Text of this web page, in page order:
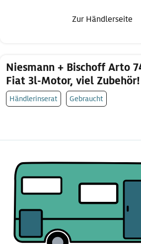
Zur Händlerseite
Niesmann + Bischoff Arto
Fiat 3l-Motor, viel Zubehör!
Händlerinserat Gebraucht